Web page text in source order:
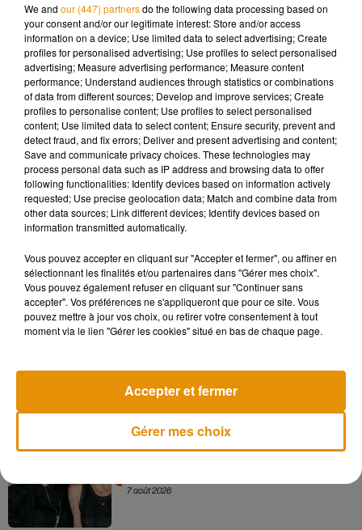
Musique
Sensation » avec Kylie Minogue
7 août 2026
We and our (447) partnersdo the following data processing based on
your consent and/or our legitimate interest: Store and/or access
information on a device; Use limited data to select advertising; Create
profiles for personalised advertising; Use profiles to select personalised
advertising; Measure advertising performance; Measure content
performance; Understand audiences through statistics or combinations
of data from different sources; Develop and improve services; Create
profiles to personalise content; Use profiles to select personalised
content; Use limited data to select content; Ensure security, prevent and
detect fraud, and fix errors; Deliver and present advertising and content;
Save and communicate privacy choices. These technologies may
process personal data such as IP address and browsing data to offer
following functionalities: Identify devices based on information actively
requested; Use precise geolocation data; Match and combine data from
other data sources; Link different devices; Identify devices based on
information transmitted automatically.
Vous pouvez accepter en cliquant sur "Accepter et fermer", ou affiner en
sélectionnant les finalités et/ou partenaires dans "Gérer mes choix".
Vous pouvez également refuser en cliquant sur "Continuer sans
accepter". Vos préférences ne s'appliqueront que pour ce site. Vous
pouvez mettre à jour vos choix, ou retirer votre consentement à tout
moment via le lien "Gérer les cookies" situé en bas de chaque page.
Gérer mes choix
Accepter et fermer